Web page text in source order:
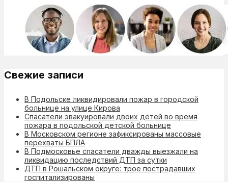
Свежие записи
В Подольске ликвидировали пожар в городской
больнице на улице Кирова
Спасатели эвакуировали двоих детей во время
пожара в подольской детской больнице
В Московском регионе зафиксированы массовые
перехваты БПЛА
В Подмосковье спасатели дважды выезжали на
ликвидацию последствий ДТП за сутки
ДТП в Рошальском округе: трое пострадавших
госпитализированы